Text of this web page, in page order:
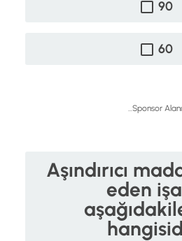
90
60
...Sponsor Alanı...
Aşındırıcı
eden